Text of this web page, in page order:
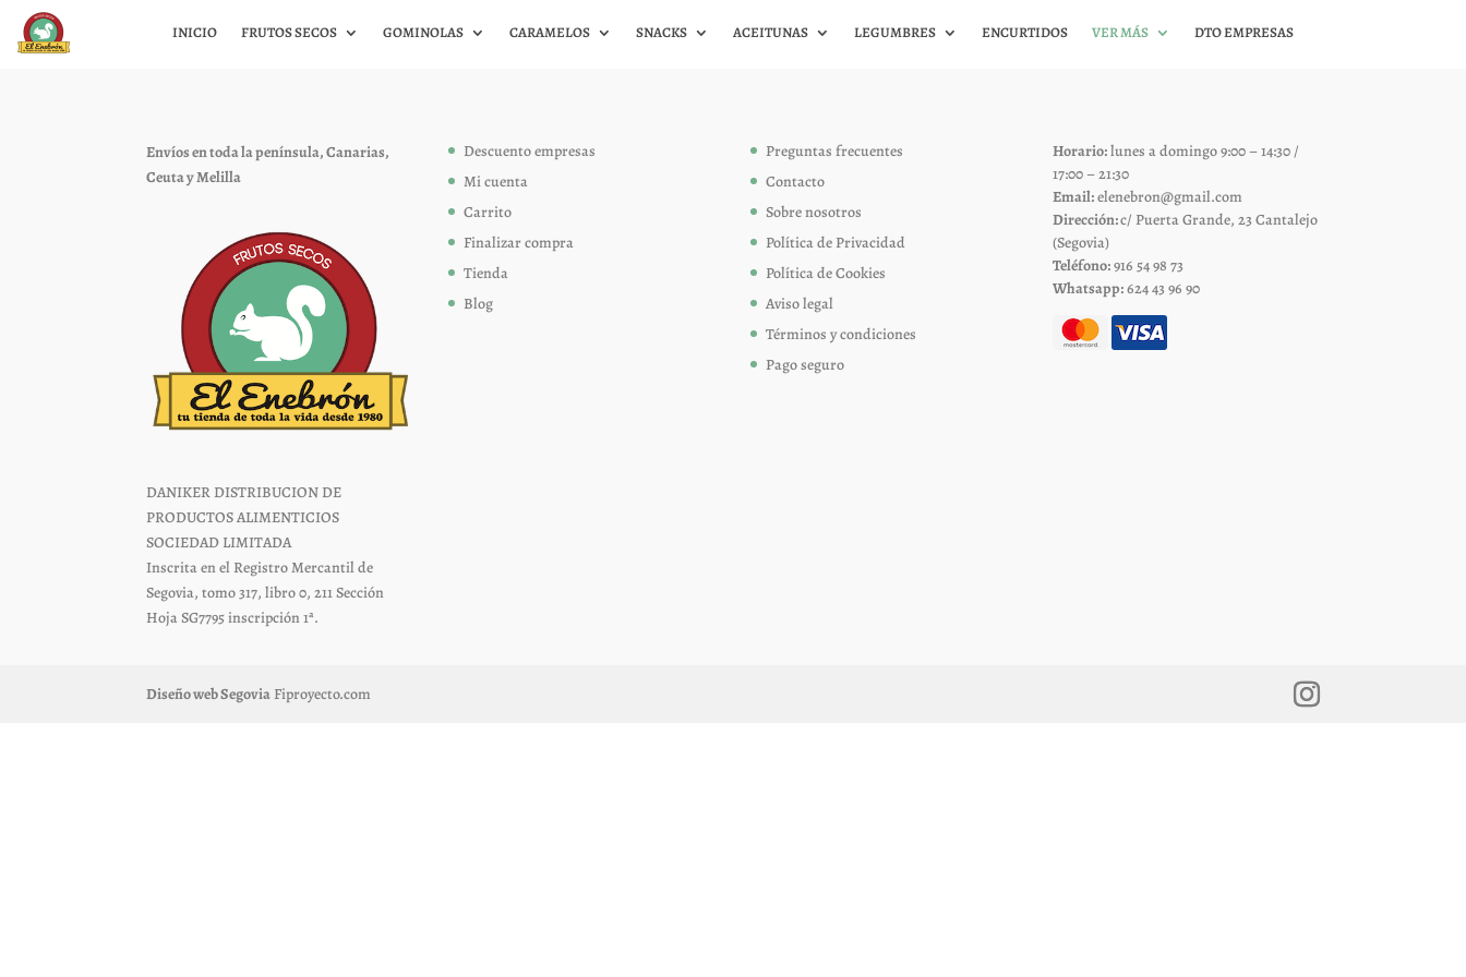
INICIO FRUTOS SECOS GOMINOLAS CARAMELOS SNACKS ACEITUNAS LEGUMBRES ENCURTIDOS VER MÁS DTO EMPRESAS
Envíos en toda la península, Canarias,
Ceuta y Melilla
DANIKER DISTRIBUCION DE
PRODUCTOS ALIMENTICIOS
SOCIEDAD LIMITADA
Inscrita en el Registro Mercantil de
Segovia, tomo 317, libro 0, 211 Sección
Hoja SG7795 inscripción 1ª.
Descuento empresas
Mi cuenta
Carrito
Finalizar compra
Tienda
Blog
Preguntas frecuentes
Contacto
Sobre nosotros
Política de Privacidad
Política de Cookies
Aviso legal
Términos y condiciones
Pago seguro
Horario:lunes a domingo 9:00 – 14:30 /
17:00 – 21:30
Email:elenebron@gmail.com
Dirección:c/ Puerta Grande, 23 Cantalejo
(Segovia)
Teléfono:916 54 98 73
Whatsapp:624 43 96 90
Diseño web Segovia Fiproyecto.com